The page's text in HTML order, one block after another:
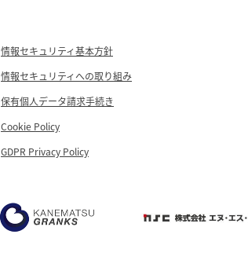
情報セキュリティ基本方針
情報セキュリティへの取り組み
保有個人データ請求手続き
Cookie Policy
GDPR Privacy Policy